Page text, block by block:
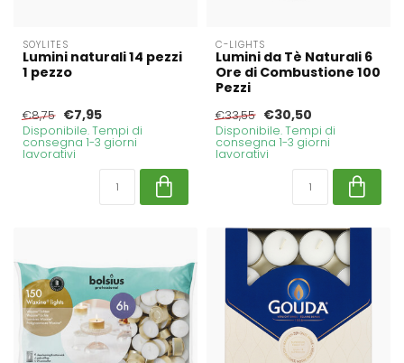
SOYLITES
Lumini naturali 14 pezzi
1 pezzo
€8,75 €7,95
Disponibile. Tempi di
consegna 1-3 giorni
lavorativi
C-LIGHTS
Lumini da Tè Naturali 6
Ore di Combustione 100
Pezzi
€33,55 €30,50
Disponibile. Tempi di
consegna 1-3 giorni
lavorativi